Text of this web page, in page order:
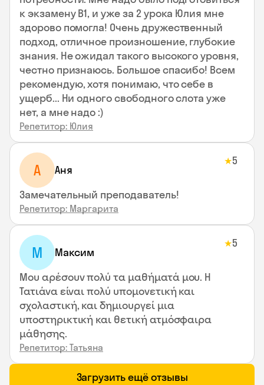
к экзамену В1, и уже за 2 урока Юлия мне
здорово помогла! Очень дружественный
подход, отличное произношение, глубокие
знания. Не ожидал такого высокого уровня,
честно признаюсь. Большое спасибо! Всем
рекомендую, хотя понимаю, что себе в
ущерб... Ни одного свободного слота уже
нет, а мне надо :)
Репетитор: Юлия
А Аня
★5
Замечательный преподаватель!
Репетитор: Маргарита
М Максим
★5
Μου αρέσουν πολύ τα μαθήματά μου. Η
Τατιάνα είναι πολύ υπομονετική και
σχολαστική, και δημιουργεί μια
υποστηρικτική και θετική ατμόσφαιρα
μάθησης.
Репетитор: Татьяна
Загрузить ещё отзывы